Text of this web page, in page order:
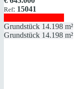
Ref: 15041
Grundstück 14.198 m²
Grundstück 14.198 m²